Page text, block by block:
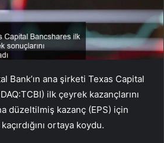
Bank’ın ana şirketi Texas Capital
ilk çeyrek kazançlarını
düzeltilmiş kazanç (EPS) için
ortaya koydu.